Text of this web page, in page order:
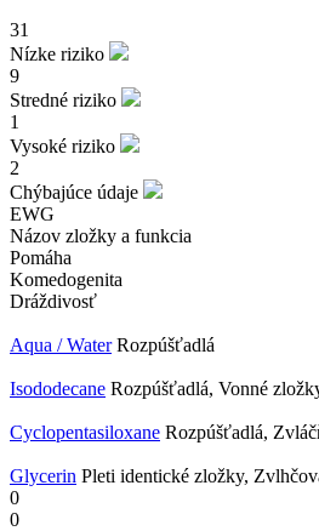
31
Nízke riziko
9
Stredné riziko
1
Vysoké riziko
2
Chýbajúce údaje
EWG
Názov zložky a funkcia
Pomáha
Komedogenita
Dráždivosť
Aqua / Water Rozpúšťadlá
Isododecane Rozpúšťadlá, Vonné
Cyclopentasiloxane Rozpúšťadlá,
Glycerin Pleti identické zložky,
0
0